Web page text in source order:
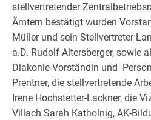
stellvertretender
Ämtern bestätigt wurden
Müller und sein Stellvertreter
a.D. Rudolf Altersberger, sowie
Diakonie-Vorständin und -
Prentner, die stellvertretende
Irene Hochstetter-Lackner, die
Villach Sarah Katholnig, AK-